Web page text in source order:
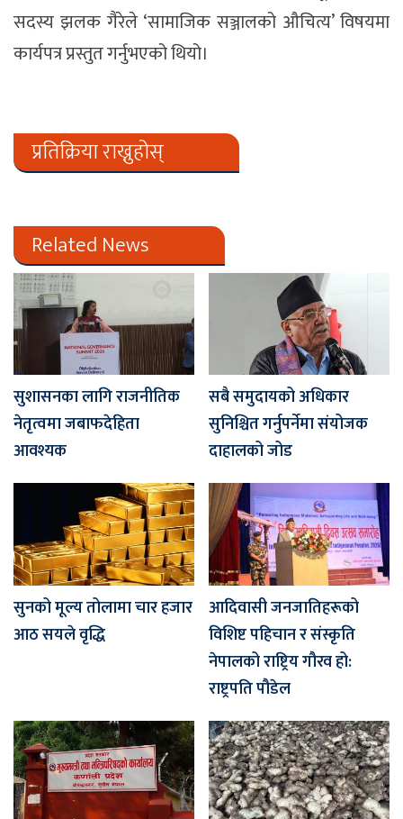
सदस्य झलक गैरेले ‘सामाजिक सञ्जालको औचित्य’ विषयमा
कार्यपत्र प्रस्तुत गर्नुभएको थियो।
प्रतिक्रिया राख्नुहोस्
Related News
सुशासनका लागि राजनीतिक
नेतृत्वमा जबाफदेहिता
आवश्यक
सबै समुदायको अधिकार
सुनिश्चित गर्नुपर्नेमा संयोजक
दाहालको जोड
सुनको मूल्य तोलामा चार हजार
आठ सयले वृद्धि
आदिवासी जनजातिहरूको
विशिष्ट पहिचान र संस्कृति
नेपालको राष्ट्रिय गौरव हो:
राष्ट्रपति पौडेल